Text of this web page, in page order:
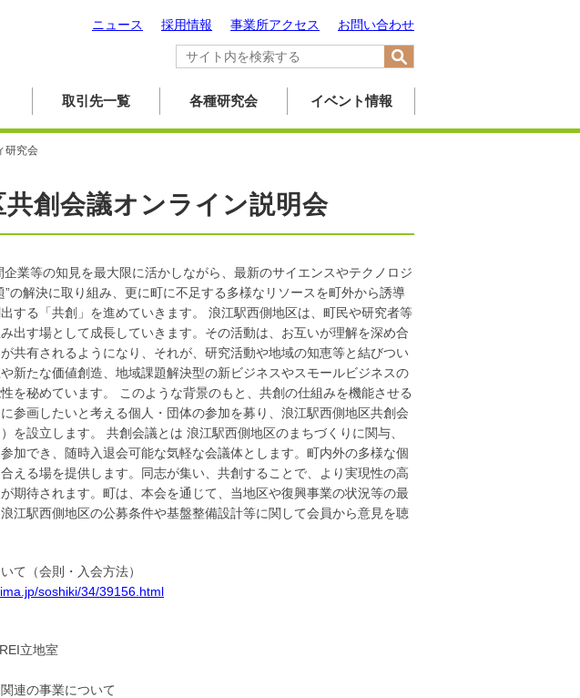
お問い合わせ
事業所アクセス
採用情報
ニュース
取引先一覧 各種研究会 イベント情報
研究会
共創会議オンライン説明会
業等の知見を最大限に活かしながら、最新のサイエンスやテクノロジ
”の解決に取り組み、更に町に不足する多様なリソースを町外から誘導
する「共創」を進めていきます。 浪江駅西側地区は、町民や研究者等
出す場として成長していきます。その活動は、お互いが理解を深め合
共有されるようになり、それが、研究活動や地域の知恵等と結びつい
新たな価値創造、地域課題解決型の新ビジネスやスモールビジネスの
を秘めています。 このような背景のもと、共創の仕組みを機能させる
参画したいと考える個人・団体の参加を募り、浪江駅西側地区共創会
を設立します。 共創会議とは 浪江駅西側地区のまちづくりに関与、
加でき、随時入退会可能な気軽な会議体とします。町内外の多様な個
える場を提供します。同志が集い、共創することで、より実現性の高
期待されます。町は、本会を通じて、当地区や復興事業の状況等の最
江駅西側地区の公募条件や基盤整備設計等に関して会員から意見を聴
て（会則・入会方法）
soshiki/34/39156.html
立地室
連の事業について